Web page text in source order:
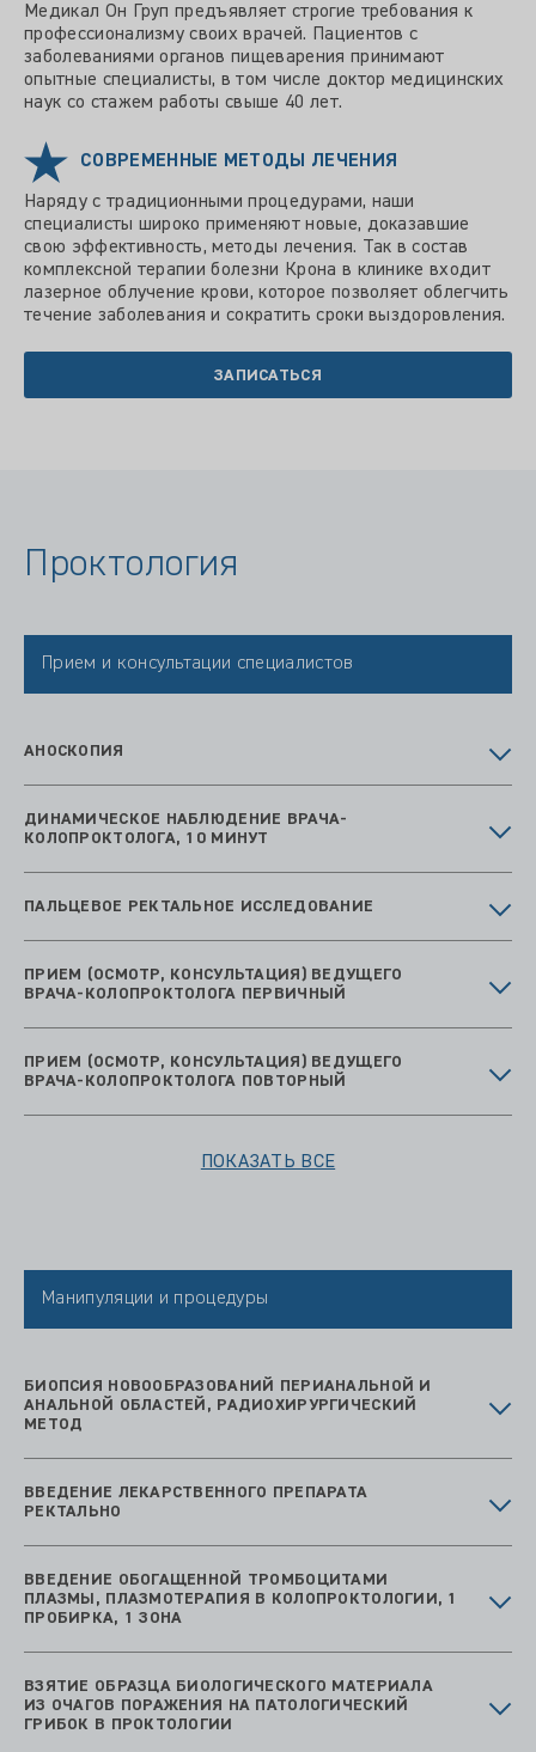
Медикал Он Груп предъявляет строгие требования к
профессионализму своих врачей. Пациентов с
заболеваниями органов пищеварения принимают
опытные специалисты, в том числе доктор медицинских
наук со стажем работы свыше 40 лет.
СОВРЕМЕННЫЕ МЕТОДЫ ЛЕЧЕНИЯ
Наряду с традиционными процедурами, наши
специалисты широко применяют новые, доказавшие
свою эффективность, методы лечения. Так в состав
комплексной терапии болезни Крона в клинике входит
лазерное облучение крови, которое позволяет облегчить
течение заболевания и сократить сроки выздоровления.
ЗАПИСАТЬСЯ
Проктология
Прием и консультации специалистов
АНОСКОПИЯ
ДИНАМИЧЕСКОЕ НАБЛЮДЕНИЕ ВРАЧА-
КОЛОПРОКТОЛОГА, 10 МИНУТ
ПАЛЬЦЕВОЕ РЕКТАЛЬНОЕ ИССЛЕДОВАНИЕ
ПРИЕМ (ОСМОТР, КОНСУЛЬТАЦИЯ) ВЕДУЩЕГО
ВРАЧА-КОЛОПРОКТОЛОГА ПЕРВИЧНЫЙ
ПРИЕМ (ОСМОТР, КОНСУЛЬТАЦИЯ) ВЕДУЩЕГО
ВРАЧА-КОЛОПРОКТОЛОГА ПОВТОРНЫЙ
ПОКАЗАТЬ ВСЕ
Манипуляции и процедуры
БИОПСИЯ НОВООБРАЗОВАНИЙ ПЕРИАНАЛЬНОЙ И
АНАЛЬНОЙ ОБЛАСТЕЙ, РАДИОХИРУРГИЧЕСКИЙ
МЕТОД
ВВЕДЕНИЕ ЛЕКАРСТВЕННОГО ПРЕПАРАТА
РЕКТАЛЬНО
ВВЕДЕНИЕ ОБОГАЩЕННОЙ ТРОМБОЦИТАМИ
ПЛАЗМЫ, ПЛАЗМОТЕРАПИЯ В КОЛОПРОКТОЛОГИИ, 1
ПРОБИРКА, 1 ЗОНА
ВЗЯТИЕ ОБРАЗЦА БИОЛОГИЧЕСКОГО МАТЕРИАЛА
ИЗ ОЧАГОВ ПОРАЖЕНИЯ НА ПАТОЛОГИЧЕСКИЙ
ГРИБОК В ПРОКТОЛОГИИ